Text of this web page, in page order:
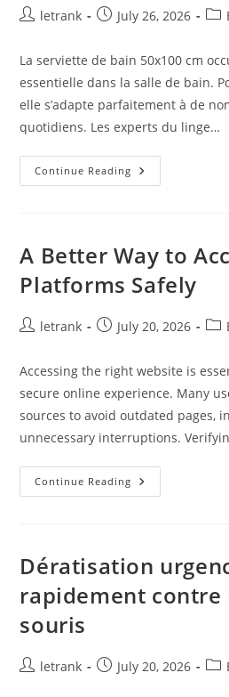
À
Agen
Postletrank
PostJuly 26, 2026
La serviette de bain 50x100 cm
essentielle dans la salle de bain.
elle s’adapte parfaitement à de
quotidiens. Les experts du linge…
Continue Reading Serviette
De
Idéal
Et
Entretien
En
2026
A Better Way to
Platforms Safely
Postletrank
PostJuly 20, 2026
Accessing the right website is
secure online experience. Many
sources to avoid outdated pages,
unnecessary interruptions.
Continue Reading A
Better
Safely
Dératisation
rapidement contre
souris
Postletrank
PostJuly 20, 2026